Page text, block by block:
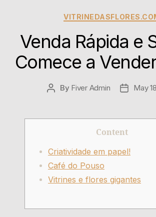
Venda Rápida e
Comece a
By Fiver Admin May
Content
Criatividade em papel!
Café do Pouso
Vitrines e flores gigantes